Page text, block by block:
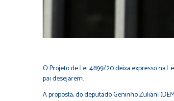
O Projeto de Lei 4899/20 deixa expresso na
pai desejarem.
A proposta, do deputadoGeninho Zuliani